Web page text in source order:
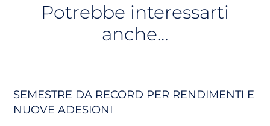
Potrebbe interessarti
anche…
SEMESTRE DA RECORD PER RENDIMENTI E
NUOVE ADESIONI